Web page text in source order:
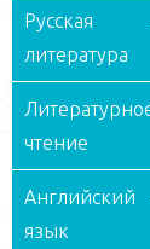
Русская
литература
чтение
Английский
язык